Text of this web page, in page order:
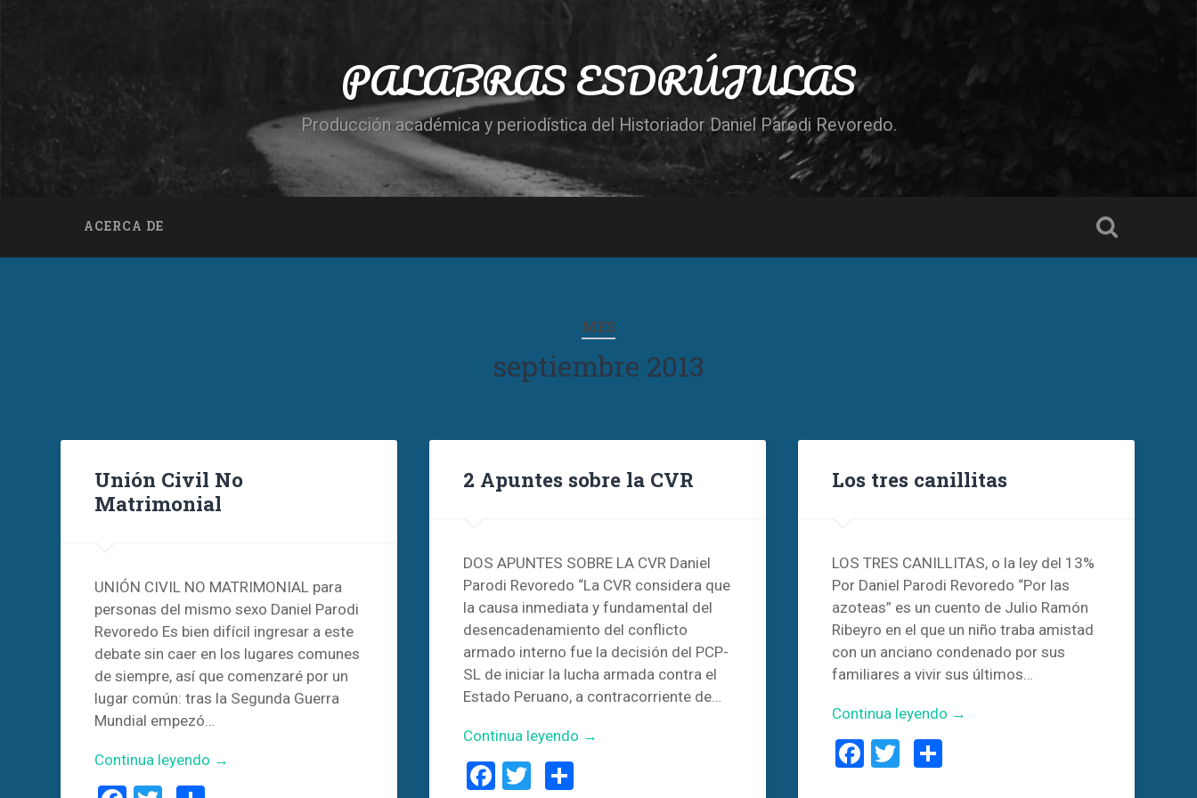
PALABRAS ESDRÚJULAS
Producción académica y periodística del Historiador Daniel Parodi Revoredo.
ACERCA DE
MES
septiembre 2013
Unión Civil No
Matrimonial
UNIÓN CIVIL NO MATRIMONIAL para
personas del mismo sexo Daniel Parodi
Revoredo Es bien difícil ingresar a este
debate sin caer en los lugares comunes
de siempre, así que comenzaré por un
lugar común: tras la Segunda Guerra
Mundial empezó…
Continua leyendo →
2 Apuntes sobre la CVR
DOS APUNTES SOBRE LA CVR Daniel
Parodi Revoredo “La CVR considera que
la causa inmediata y fundamental del
desencadenamiento del conflicto
armado interno fue la decisión del PCP-
SL de iniciar la lucha armada contra el
Estado Peruano, a contracorriente de…
Continua leyendo →
Facebook
Twitter
Los tres canillitas
LOS TRES CANILLITAS, o la ley del 13%
Por Daniel Parodi Revoredo “Por las
azoteas” es un cuento de Julio Ramón
Ribeyro en el que un niño traba amistad
con un anciano condenado por sus
familiares a vivir sus últimos…
Continua leyendo →
Facebook
Twitter